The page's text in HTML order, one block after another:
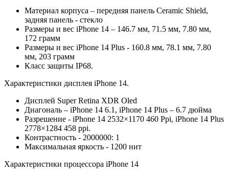
Материал корпуса – передняя панель Ceramic Shield,
задняя панель - стекло
Размеры и вес iPhone 14 – 146.7 мм, 71.5 мм, 7.80 мм,
172 грамм
Размеры и вес iPhone 14 Plus - 160.8 мм, 78.1 мм, 7.80
мм, 203 грамм
Класс защиты IP68.
Характеристики дисплея iPhone 14.
Дисплей Super Retina XDR Oled
Диагональ – iPhone 14 6.1, iPhone 14 Plus – 6.7 дюйма
Разрешение - iPhone 14 2532×1170 460 Ppi, iPhone 14 Plus
2778×1284 458 ppi.
Контрастность - 2000000: 1
Максимальная яркость - 1200 нит
Характеристики процессора iPhone 14